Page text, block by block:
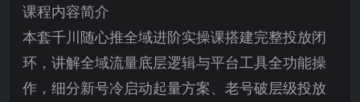
课程内容简介
本套千川随心推全域进阶实操课搭建完整投放闭
环，讲解全域流量底层逻辑与平台工具全功能操
作，细分新号冷启动起量方案、老号破层级投放